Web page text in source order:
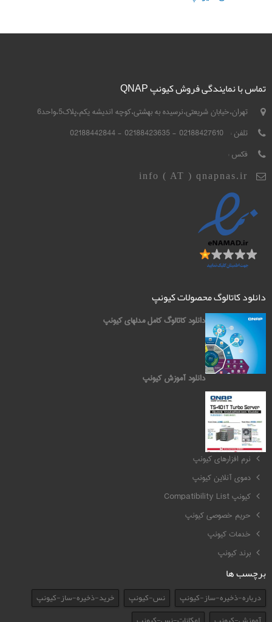
تماس با نمایندگی فروش کیونپ QNAP
تهران،خیابان شریعتی،نرسیده به بهشتی،کوچه اندیشه یکم،پلاک5،واحد6
تلفن : 02188427610 - 02188423635 - 02188442844
فکس :
info ( AT ) qnapnas.ir
دانلود کاتالوگ محصولات کیونپ
دانلود کاتالوگ کامل مدلهای کیونپ
دانلود آموزش کیونپ
کیونپ QNAP
نرم افزارهای کیونپ
دموی آنلاین کیونپ
کیونپ Compatibility List
حریم خصوصی کیونپ
خدمات کیونپ
برند کیونپ
برچسب ها
درباره-ذخیره-ساز-کیونپ نس-کیونپ
خرید-ذخیره-ساز-کیونپ